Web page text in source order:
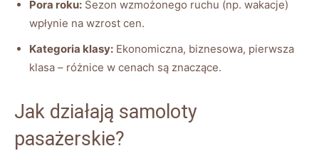
Pora roku: Sezon wzmożonego ruchu (np. wakacje)
wpłynie na wzrost cen.
Kategoria klasy: Ekonomiczna, biznesowa, pierwsza
klasa – różnice w cenach są znaczące.
Jak działają samoloty
pasażerskie?